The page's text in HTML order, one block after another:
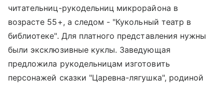
читательниц-рукодельниц микрорайона в
возрасте 55+, а следом - "Кукольный театр в
библиотеке". Для платного представления нужны
были эксклюзивные куклы. Заведующая
предложила рукодельницам изготовить
персонажей сказки "Царевна-лягушка", родиной